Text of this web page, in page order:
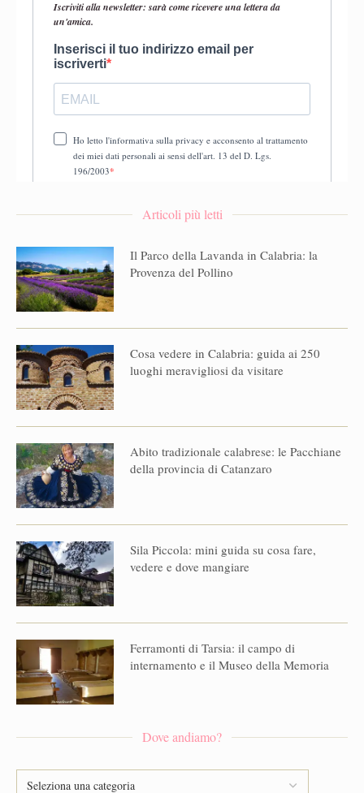
Articoli più letti
Il Parco della Lavanda in Calabria: la
Provenza del Pollino
Cosa vedere in Calabria: guida ai 250
luoghi meravigliosi da visitare
Abito tradizionale calabrese: le Pacchiane
della provincia di Catanzaro
Sila Piccola: mini guida su cosa fare,
vedere e dove mangiare
Ferramonti di Tarsia: il campo di
internamento e il Museo della Memoria
Dove andiamo?